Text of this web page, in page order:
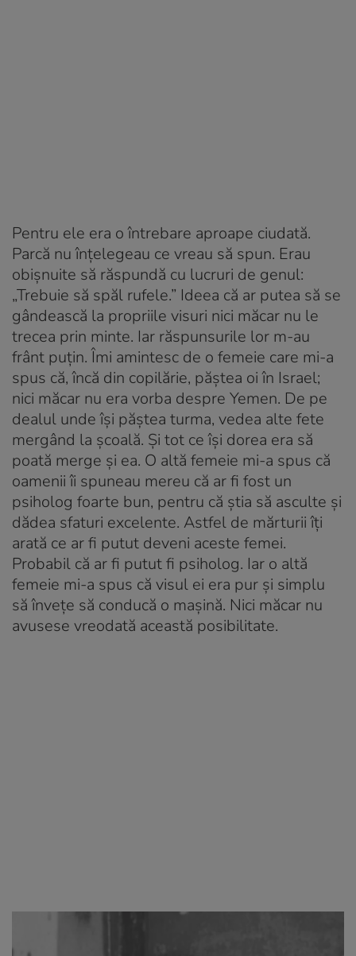
Pentru ele era o întrebare aproape ciudată.
Parcă nu înțelegeau ce vreau să spun. Erau
obișnuite să răspundă cu lucruri de genul:
„Trebuie să spăl rufele.” Ideea că ar putea să se
gândească la propriile visuri nici măcar nu le
trecea prin minte. Iar răspunsurile lor m-au
frânt puțin. Îmi amintesc de o femeie care mi-a
spus că, încă din copilărie, păștea oi în Israel;
nici măcar nu era vorba despre Yemen. De pe
dealul unde își păștea turma, vedea alte fete
mergând la școală. Și tot ce își dorea era să
poată merge și ea. O altă femeie mi-a spus că
oamenii îi spuneau mereu că ar fi fost un
psiholog foarte bun, pentru că știa să asculte și
dădea sfaturi excelente. Astfel de mărturii îți
arată ce ar fi putut deveni aceste femei.
Probabil că ar fi putut fi psiholog. Iar o altă
femeie mi-a spus că visul ei era pur și simplu
să învețe să conducă o mașină. Nici măcar nu
avusese vreodată această posibilitate.